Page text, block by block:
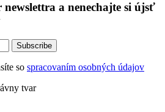
newslettra a nenechajte si újsť
so spracovaním osobných údajov
tvar